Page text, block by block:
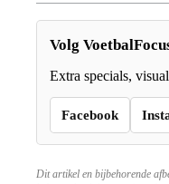
Volg
Extra specials,
Facebook
Dit artikel en bijbehorende